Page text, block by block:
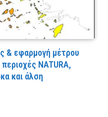
& εφαρμογή μέτρου
NATURA,
και άλση